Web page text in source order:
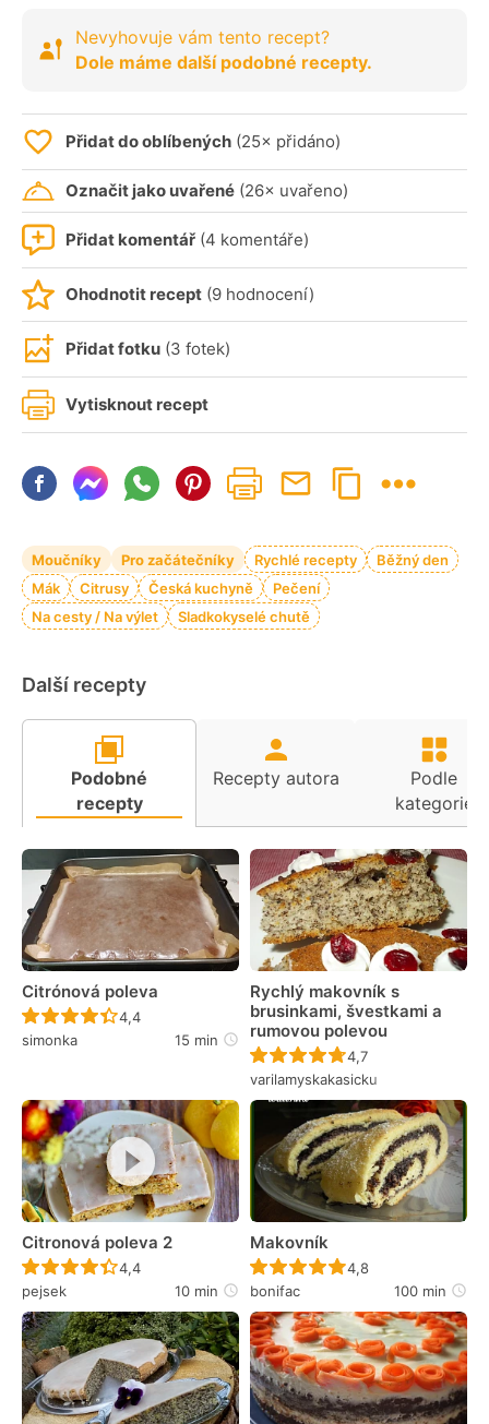
Nevyhovuje vám tento recept?
Dole máme další podobné recepty.
Přidat do oblíbených (25× přidáno)
Označit jako uvařené (26× uvařeno)
Přidat komentář (4 komentáře)
Ohodnotit recept (9 hodnocení)
Přidat fotku (3 fotek)
Vytisknout recept
Moučníky Pro začátečníky Rychlé recepty
Běžný den
Mák
Citrusy Česká kuchyně
Pečení
Na cesty / Na výlet
Sladkokyselé chutě
Další recepty
Podobné
recepty
Recepty autora
Podle
kategorie
Citrónová poleva
Recept ještě nebyl hodnocen
4,4
simonka
15 min
Rychlý makovník s
brusinkami, švestkami a
rumovou polevou
Recept ještě nebyl
4,7
varilamyskakasicku
Citronová poleva 2
Recept ještě nebyl hodnocen
4,4
pejsek
10 min
Makovník
Recept ještě nebyl
4,8
bonifac
100 min